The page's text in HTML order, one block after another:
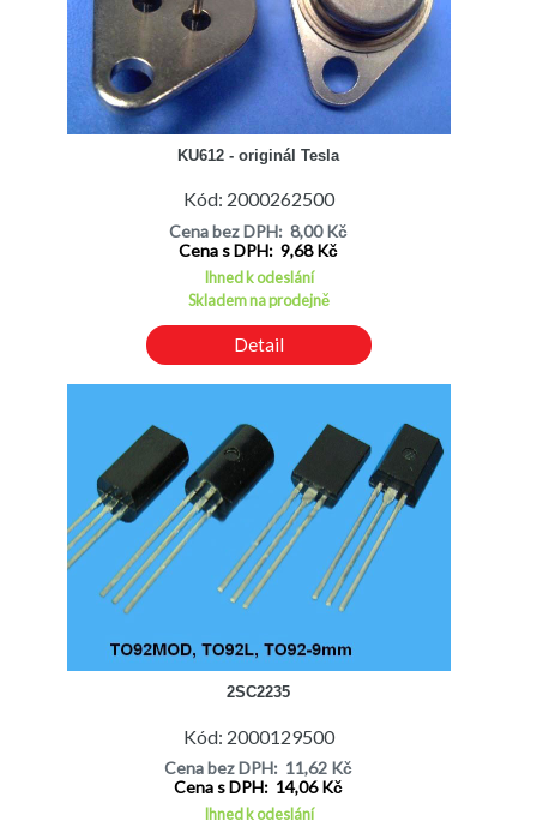
KU612 - originál Tesla
Kód: 2000262500
Cena bez DPH: 8,00 Kč
Cena s DPH: 9,68 Kč
Ihned k odeslání
Skladem na prodejně
Detail
2SC2235
Kód: 2000129500
Cena bez DPH: 11,62 Kč
Cena s DPH: 14,06 Kč
Ihned k odeslání